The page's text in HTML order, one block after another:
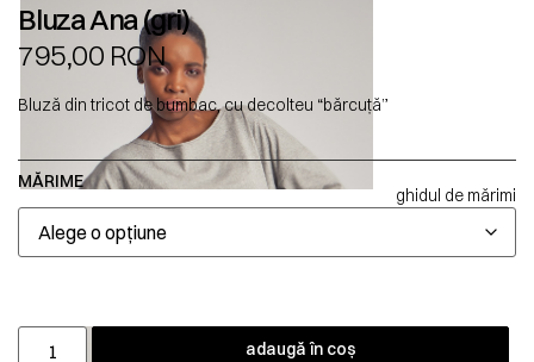
Bluza Ana (gri)
795,00 RON
Bluză din tricot de bumbac, cu decolteu “bărcuță”
MĂRIME
ghidul de mărimi
adaugă în coș